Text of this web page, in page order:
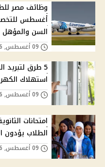
أغسطس
السن والمؤهل
5 طرق
استهلاك
الطلاب يؤدون